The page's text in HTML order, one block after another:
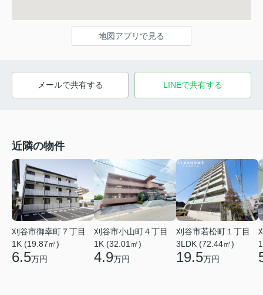
地図アプリで見る
メールで共有する LINEで共有する
近隣の物件
刈谷市御幸町７丁目
1K (19.87㎡)
6.5万円
刈谷市小山町４丁目
1K (32.01㎡)
4.9万円
刈谷市若松町１丁目
3LDK (72.44㎡)
19.5万円